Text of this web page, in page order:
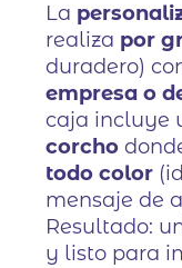
La
realiza por
duradero)
empresa o
caja incluye
corcho
todo color
mensaje de
Resultado:
y listo para